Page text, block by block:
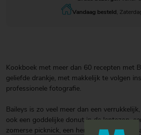
Vandaag besteld ,
Kookboek met meer dan 60 recepten met
geliefde drankje, met makkelijk te volgen
professionele fotografie.
Baileys is zo veel meer dan een
ook een goddelijke donut in de lentezon,
zomerse picknick, een hemelse mok